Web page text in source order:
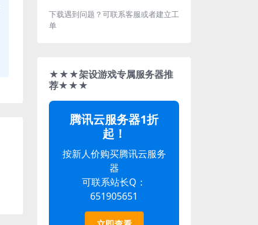
下载遇到问题？可联系客服或者建立工
单
★★★架设游戏专属服务器推
荐★★★
腾讯云服务器1折
起！
按新人价购买腾讯云服务
器
可联系站长Q：
651905651